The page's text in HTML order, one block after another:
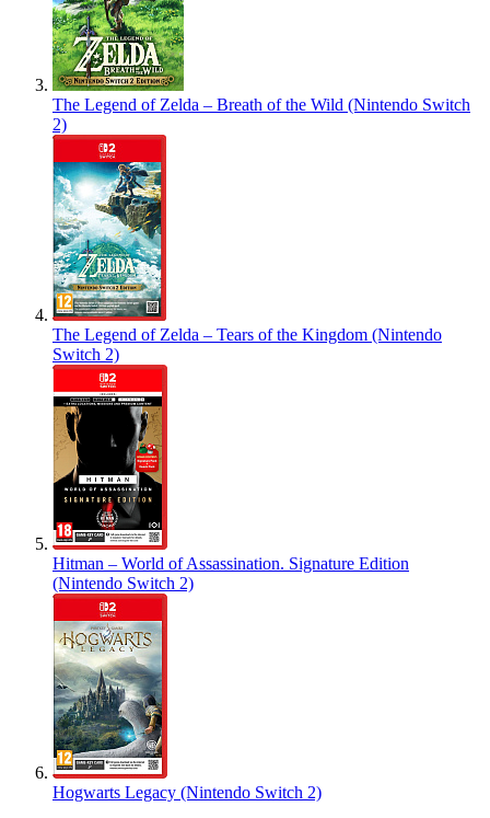
The Legend of Zelda – Breath of the Wild (Nintendo Switch
2)
The Legend of Zelda – Tears of the Kingdom (Nintendo
Switch 2)
Hitman – World of Assassination. Signature Edition
(Nintendo Switch 2)
Hogwarts Legacy (Nintendo Switch 2)